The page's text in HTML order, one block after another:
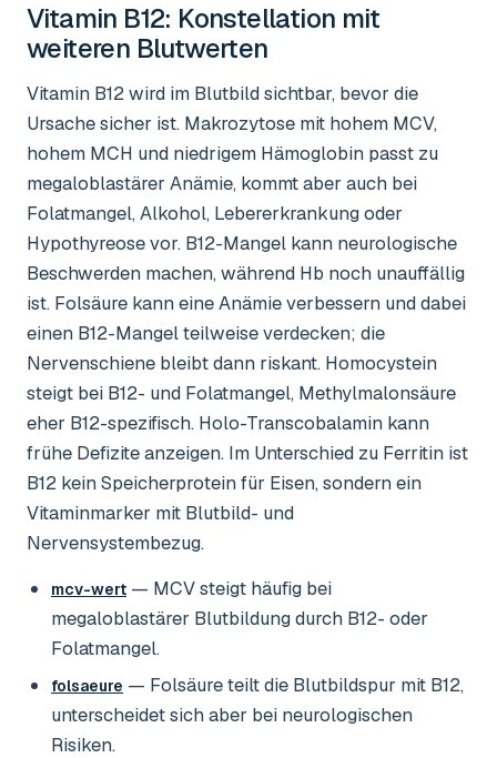
Vitamin B12: Konstellation mit
weiteren Blutwerten
Vitamin B12 wird im Blutbild sichtbar, bevor die
Ursache sicher ist. Makrozytose mit hohem MCV,
hohem MCH und niedrigem Hämoglobin passt zu
megaloblastärer Anämie, kommt aber auch bei
Folatmangel, Alkohol, Lebererkrankung oder
Hypothyreose vor. B12-Mangel kann neurologische
Beschwerden machen, während Hb noch unauffällig
ist. Folsäure kann eine Anämie verbessern und dabei
einen B12-Mangel teilweise verdecken; die
Nervenschiene bleibt dann riskant. Homocystein
steigt bei B12- und Folatmangel, Methylmalonsäure
eher B12-spezifisch. Holo-Transcobalamin kann
frühe Defizite anzeigen. Im Unterschied zu Ferritin ist
B12 kein Speicherprotein für Eisen, sondern ein
Vitaminmarker mit Blutbild- und
Nervensystembezug.
mcv-wert — MCV steigt häufig bei
megaloblastärer Blutbildung durch B12- oder
Folatmangel.
folsaeure — Folsäure teilt die Blutbildspur mit B12,
unterscheidet sich aber bei neurologischen
Risiken.